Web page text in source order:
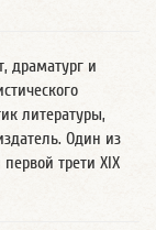
драматург и
литературы,
Один из
трети XIX